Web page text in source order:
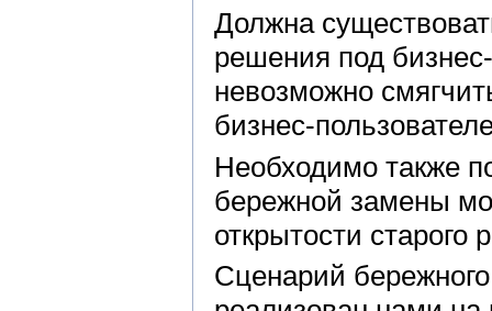
Должна
решения под
невозможно
бизнес-
Необходимо также
бережной замены
открытости старого
Сценарий